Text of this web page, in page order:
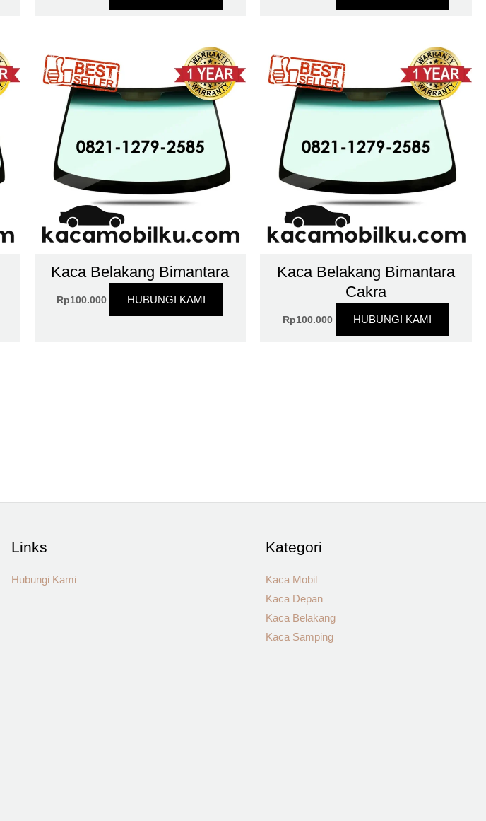
Kaca Belakang Bimantara
Rp100.000 HUBUNGI KAMI
Kaca Belakang Bimantara
Cakra
Rp100.000 HUBUNGI KAMI
Links
Hubungi Kami
Kategori
Kaca Mobil
Kaca Depan
Kaca Belakang
Kaca Samping